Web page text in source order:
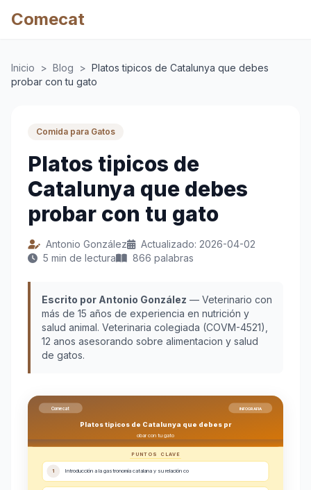
Comecat
Inicio > Blog > Platos tipicos de Catalunya que debes
probar con tu gato
Comida para Gatos
Platos tipicos de
Catalunya que debes
probar con tu gato
Antonio González
Actualizado: 2026-04-02
5 min de lectura
866 palabras
Escrito por Antonio González — Veterinario con
más de 15 años de experiencia en nutrición y
salud animal. Veterinaria colegiada (COVM-4521),
12 anos asesorando sobre alimentacion y salud
de gatos.
Comecat INFOGRAFIA
Platos tipicos de Catalunya que debes pr
obar con tu gato
PUNTOS CLAVE
1 Introducción a la gastronomía catalana y su relación co